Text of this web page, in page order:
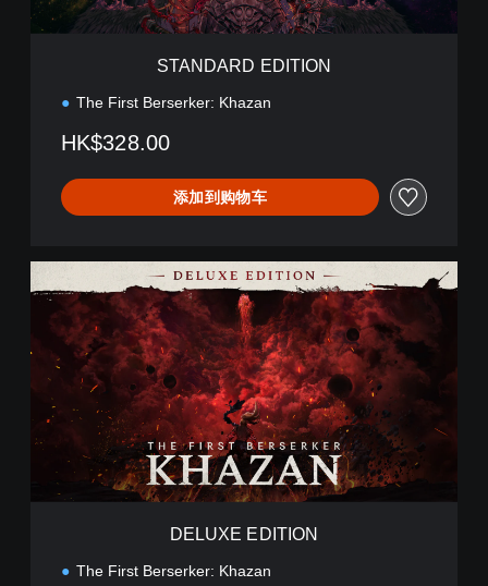
I
T
STANDARD EDITION
The First Berserker: Khazan
HK$328.00
添加到购物车
E
X
O
DELUXE EDITION
The First Berserker: Khazan